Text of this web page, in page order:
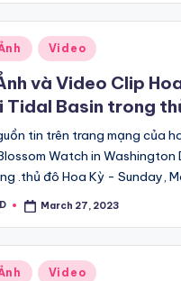
Video
và Video Clip
Tidal Basin trong
tin trên trang mạng của
Watch in Washington
.thủ đô Hoa Kỳ - Sunday,
March 27, 2023
Video